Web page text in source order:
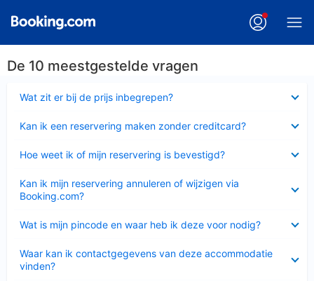
De 10 meestgestelde vragen
Wat zit er bij de prijs inbegrepen?
Kan ik een reservering maken zonder creditcard?
Hoe weet ik of mijn reservering is bevestigd?
Kan ik mijn reservering annuleren of wijzigen via
Booking.com?
Wat is mijn pincode en waar heb ik deze voor nodig?
Waar kan ik contactgegevens van deze accommodatie
vinden?